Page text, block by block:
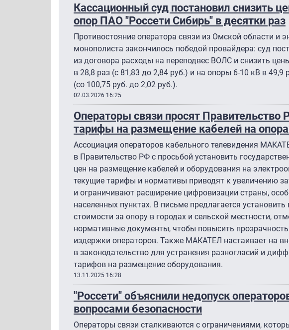
Кассационный суд постановил снизить
опор ПАО "Россети Сибирь" в десятки раз
Противостояние оператора связи из Омской области и
монополиста закончилось победой провайдера: суд
из договора расходы на переподвес ВОЛС и снизить
в 28,8 раз (с 81,83 до 2,84 руб.) и на опоры 6-10 кВ в 49,9
(со 100,75 руб. до 2,02 руб.).
02.03.2026 16:25
Операторы связи просят Правительство
тарифы на размещение кабелей на
Ассоциация операторов кабельного телевидения
в Правительство РФ с просьбой установить
цен на размещение кабелей и оборудования на
текущие тарифы и нормативы приводят к увеличению
и ограничивают расширение цифровизации страны,
населенных пунктах. В письме предлагается
стоимости за опору в городах и сельской местности,
нормативные документы, чтобы повысить прозрачность
издержки операторов. Также МАКАТЕЛ настаивает на
в законодательство для устранения разногласий и
тарифов на размещение оборудования.
13.11.2025 16:28
"Россети" объяснили недопуск
вопросами безопасности
Операторы связи сталкиваются с ограничениями,